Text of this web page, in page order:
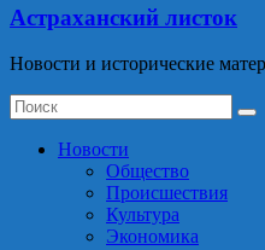
Астраханский листок
Новости и исторические
Новости
Общество
Происшествия
Культура
Экономика